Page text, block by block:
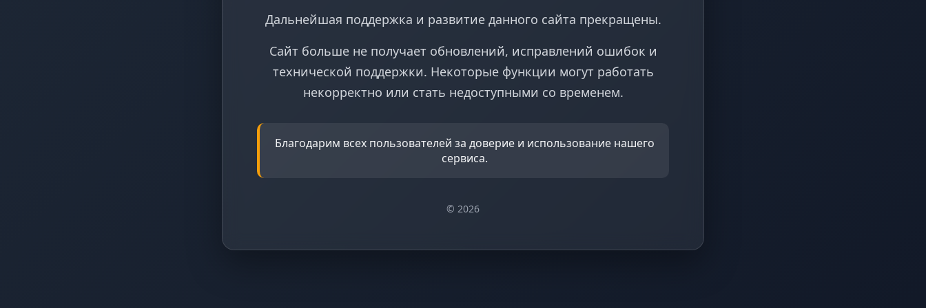
Дальнейшая поддержка и развитие данного сайта прекращены.
Сайт больше не получает обновлений, исправлений ошибок и
технической поддержки. Некоторые функции могут работать
некорректно или стать недоступными со временем.
Благодарим всех пользователей за доверие и использование нашего
сервиса.
© 2026